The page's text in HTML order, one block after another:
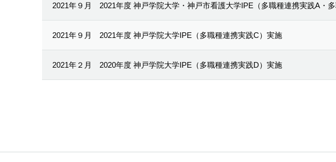
2021年９月 2021年度 神戸学院大学・神戸市看護大学IPE（多職種連携実践A・
2021年９月 2021年度 神戸学院大学IPE（多職種連携実践C）実施
2021年２月 2020年度 神戸学院大学IPE（多職種連携実践D）実施